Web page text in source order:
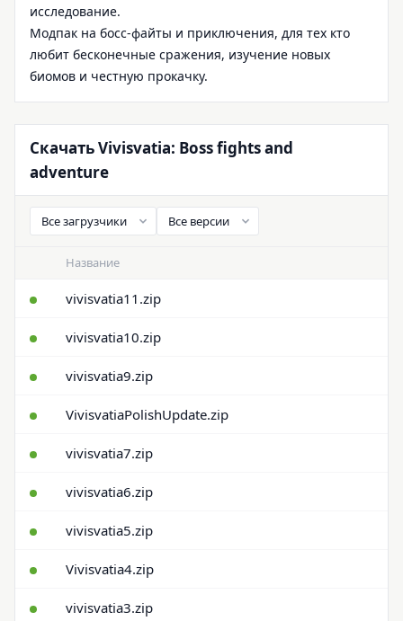
исследование.
Модпак на босс-файты и приключения, для тех кто
любит бесконечные сражения, изучение новых
биомов и честную прокачку.
Скачать Vivisvatia: Boss fights and
adventure
Название
vivisvatia11.zip
vivisvatia10.zip
vivisvatia9.zip
VivisvatiaPolishUpdate.zip
vivisvatia7.zip
vivisvatia6.zip
vivisvatia5.zip
Vivisvatia4.zip
vivisvatia3.zip